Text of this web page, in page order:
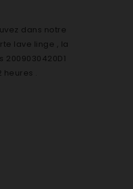
dans notre
lave linge , la
heures .